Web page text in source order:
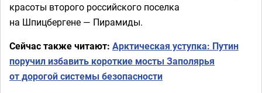
красоты второго российского поселка
на Шпицбергене — Пирамиды.
Сейчас также читают: Арктическая уступка: Путин
поручил избавить короткие мосты Заполярья
от дорогой системы безопасности